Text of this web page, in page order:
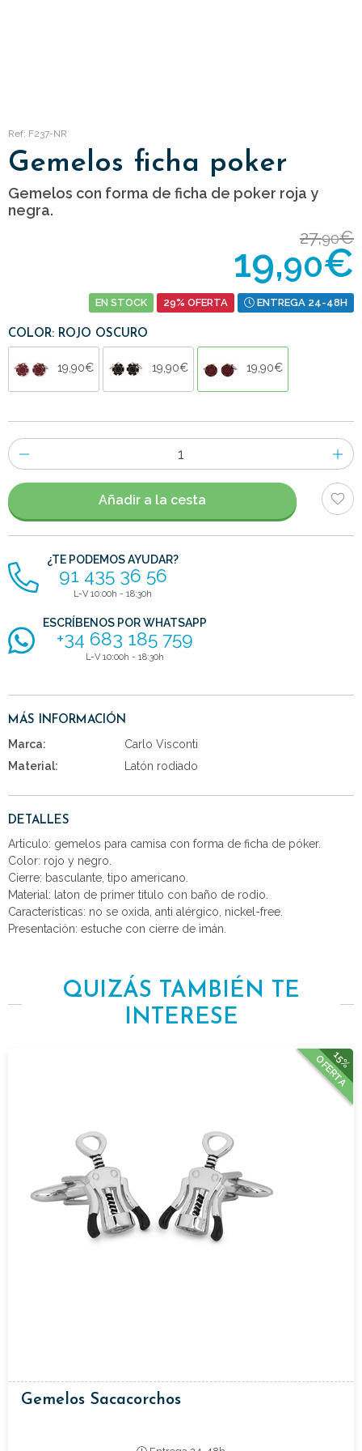
Ref: F237-NR
Gemelos ficha poker
Gemelos con forma de ficha de poker roja y
negra.
27,90€
19,90€
EN STOCK 29% OFERTA ENTREGA 24-48H
COLOR: ROJO OSCURO
19,90€ 19,90€ 19,90€
Número
de
artículos
Añadir a la cesta
¿TE PODEMOS AYUDAR?
91 435 36 56
L-V 10:00h - 18:30h
ESCRÍBENOS POR WHATSAPP
+34 683 185 759
L-V 10:00h - 18:30h
MÁS INFORMACIÓN
Marca:
Carlo Visconti
Material:
Latón rodiado
DETALLES
Articulo: gemelos para camisa con forma de ficha de póker.
Color: rojo y negro.
Cierre: basculante, tipo americano.
Material: laton de primer titulo con baño de rodio.
Características: no se oxida, anti alérgico, nickel-free.
Presentación: estuche con cierre de imán.
QUIZÁS TAMBIÉN TE
INTERESE
15%
OFERTA
Gemelos Sacacorchos